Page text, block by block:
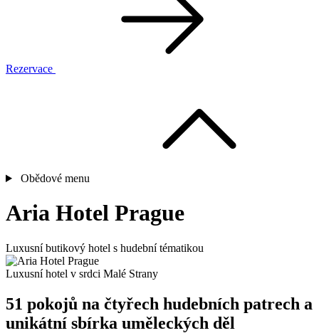
Rezervace
Obědové menu
Aria Hotel Prague
Luxusní butikový hotel s hudební tématikou
Luxusní hotel v srdci Malé Strany
51 pokojů na čtyřech hudebních patrech a
unikátní sbírka uměleckých děl